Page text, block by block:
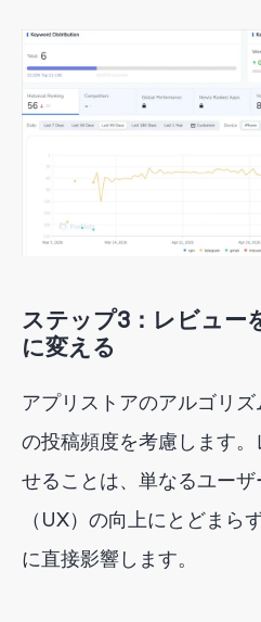
ステップ3：レビュー
に変える
アプリストアのアルゴリ
の投稿頻度を考慮します
せることは、単なるユー
（UX）の向上にとどまら
に直接影響します。